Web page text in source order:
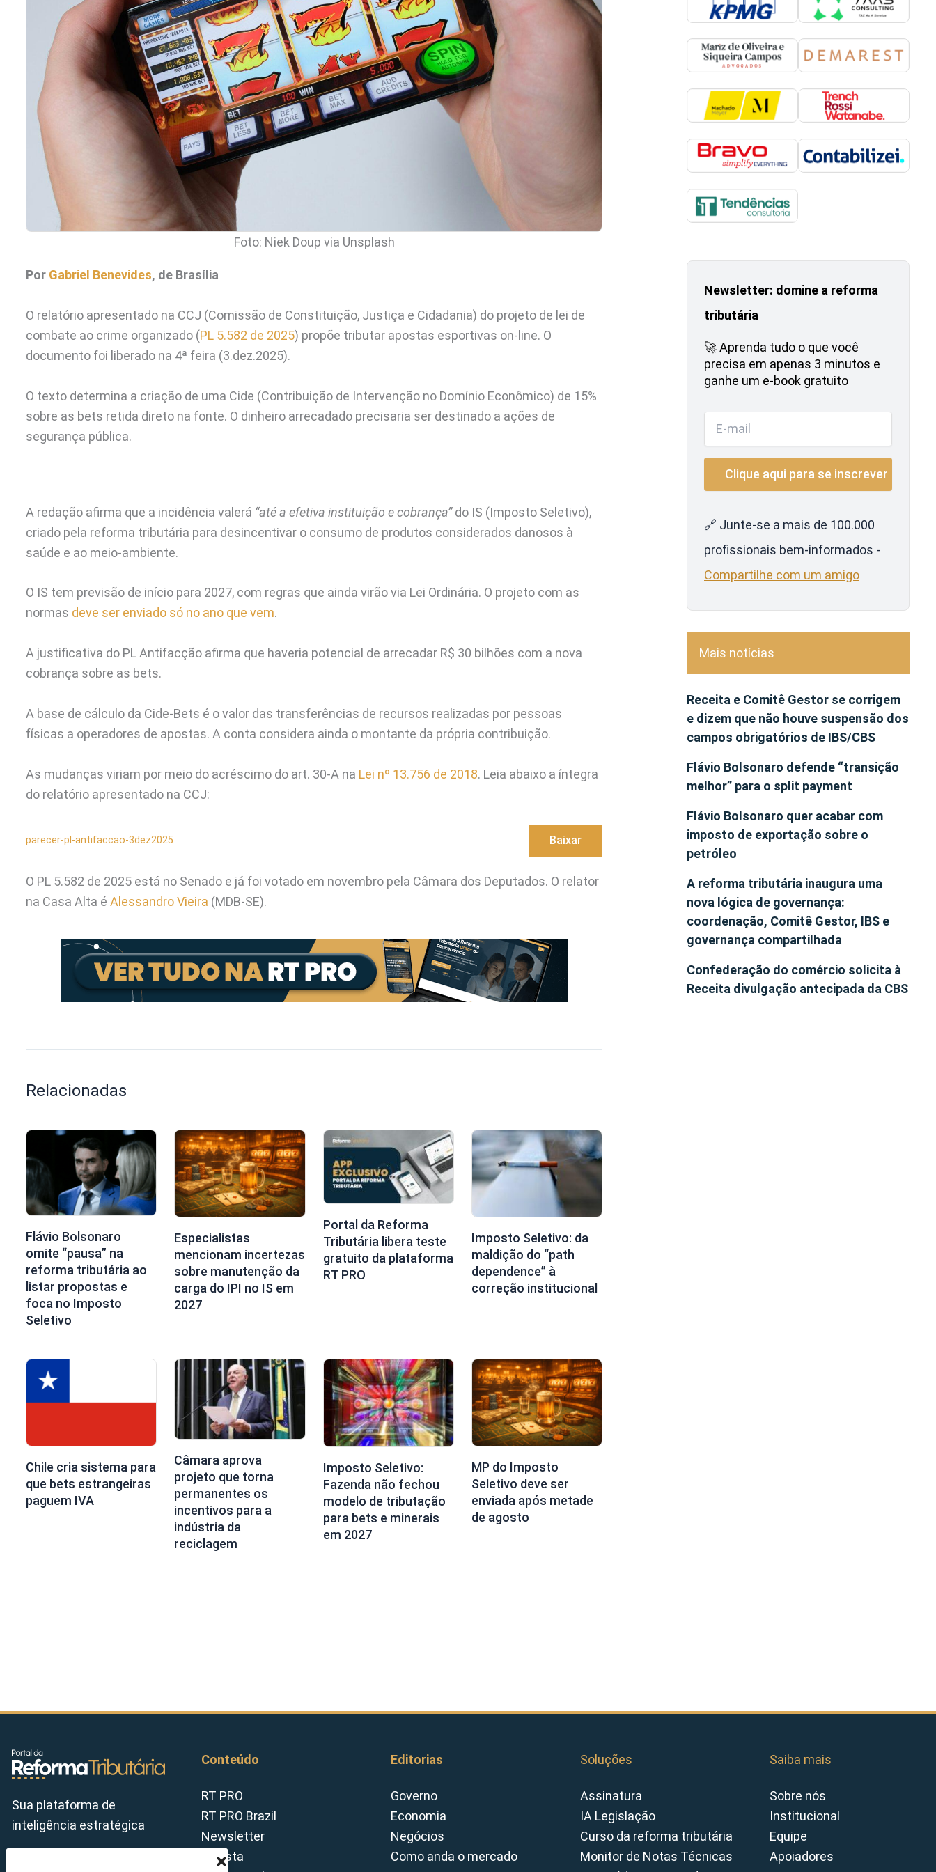
Foto: Niek Doup via Unsplash
Por Gabriel Benevides, de Brasília
O relatório apresentado na CCJ (Comissão de Constituição, Justiça e Cidadania) do projeto de lei de
combate ao crime organizado (PL 5.582 de 2025) propõe tributar apostas esportivas on-line. O
documento foi liberado na 4ª feira (3.dez.2025).
O texto determina a criação de uma Cide (Contribuição de Intervenção no Domínio Econômico) de 15%
sobre as bets retida direto na fonte. O dinheiro arrecadado precisaria ser destinado a ações de
segurança pública.
A redação afirma que a incidência valerá “até a efetiva instituição e cobrança”do IS (Imposto Seletivo),
criado pela reforma tributária para desincentivar o consumo de produtos considerados danosos à
saúde e ao meio-ambiente.
O IS tem previsão de início para 2027, com regras que ainda virão via Lei Ordinária. O projeto com as
normas deve ser enviado só no ano que vem.
A justificativa do PL Antifacção afirma que haveria potencial de arrecadar R$ 30 bilhões com a nova
cobrança sobre as bets.
A base de cálculo da Cide-Bets é o valor das transferências de recursos realizadas por pessoas
físicas a operadores de apostas. A conta considera ainda o montante da própria contribuição.
As mudanças viriam por meio do acréscimo do art. 30-A na Lei nº 13.756 de 2018. Leia abaixo a íntegra
do relatório apresentado na CCJ:
parecer-pl-antifaccao-3dez2025 Baixar
O PL 5.582 de 2025 está no Senado e já foi votado em novembro pela Câmara dos Deputados. O relator
na Casa Alta é Alessandro Vieira (MDB-SE).
Relacionadas
Flávio Bolsonaro
omite “pausa” na
reforma tributária ao
listar propostas e
foca no Imposto
Seletivo
Especialistas
mencionam incertezas
sobre manutenção da
carga do IPI no IS em
2027
Portal da Reforma
Tributária libera teste
gratuito da plataforma
RT PRO
Imposto Seletivo: da
maldição do “path
dependence” à
correção institucional
Chile cria sistema para
que bets estrangeiras
paguem IVA
Câmara aprova
projeto que torna
permanentes os
incentivos para a
indústria da
reciclagem
Imposto Seletivo:
Fazenda não fechou
modelo de tributação
para bets e minerais
em 2027
MP do Imposto
Seletivo deve ser
enviada após metade
de agosto
Newsletter: domine a reforma
tributária
🚀 Aprenda tudo o que você
precisa em apenas 3 minutos e
ganhe um e-book gratuito
🔗 Junte-se a mais de 100.000
profissionais bem-informados -
Compartilhe com um amigo
Mais notícias
Receita e Comitê Gestor se corrigem
e dizem que não houve suspensão dos
campos obrigatórios de IBS/CBS
Flávio Bolsonaro defende “transição
melhor” para o split payment
Flávio Bolsonaro quer acabar com
imposto de exportação sobre o
petróleo
A reforma tributária inaugura uma
nova lógica de governança:
coordenação, Comitê Gestor, IBS e
governança compartilhada
Confederação do comércio solicita à
Receita divulgação antecipada da CBS
Sua plataforma de
inteligência estratégica
Conteúdo
RT PRO
RT PRO Brazil
Newsletter
Revista
Editorias
Governo
Economia
Negócios
Como anda o mercado
Soluções
Assinatura
IA Legislação
Curso da reforma tributária
Monitor de Notas Técnicas
Saiba mais
Sobre nós
Institucional
Equipe
Apoiadores